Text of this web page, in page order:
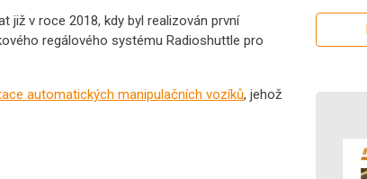
již v roce 2018, kdy byl realizován první
regálového systému Radioshuttle pro
automatických manipulačních vozíků, jehož